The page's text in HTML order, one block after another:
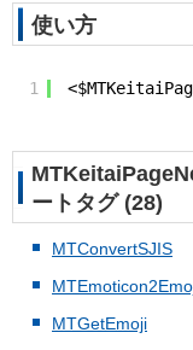
使い方
1
ートタグ (28)
MTConvertSJIS
MTGetEmoji